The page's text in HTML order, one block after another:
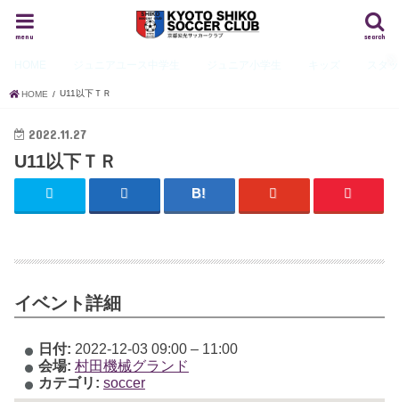
search
menu
HOME U11以下ＴＲ
2022.11.27
U11以下ＴＲ
イベント詳細
日付: 2022-12-03 09:00– 11:00
会場: 村田機械グランド
カテゴリ: soccer